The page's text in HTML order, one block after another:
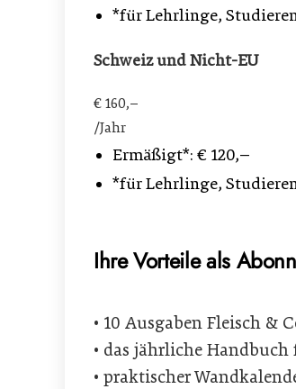
*für Lehrlinge,
Schweiz und Nicht-EU
€ 160,–
/Jahr
Ermäßigt*: € 120,–
*für Lehrlinge,
Ihre Vorteile als
•⁠ ⁠10 Ausgaben Fleisch &
•⁠ ⁠das jährliche Handbuch
•⁠ ⁠praktischer